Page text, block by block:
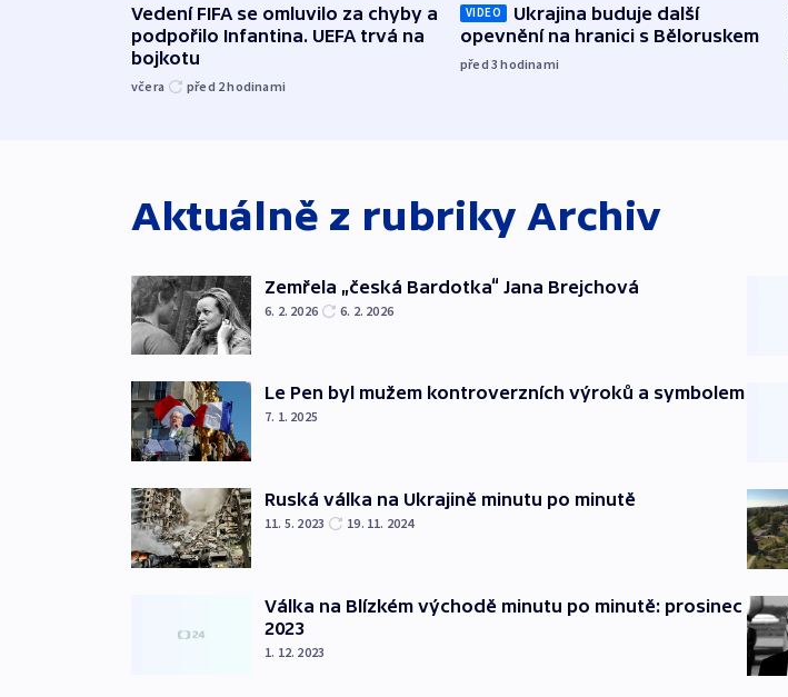
Vedení FIFA se omluvilo za chyby a
podpořilo Infantina. UEFA trvá na
bojkotu
včera před 2hodinami
VIDEO
Ukrajina buduje další
opevnění na hranici s Běloruskem
před 3hodinami
Aktuálně z rubriky Archiv
Zemřela „česká Bardotka“ Jana Brejchová
6. 2. 2026 6. 2. 2026
Le Pen byl mužem kontroverzních výroků a symbolem
7. 1. 2025
Ruská válka na Ukrajině minutu po minutě
11. 5. 2023 19. 11. 2024
Válka na Blízkém východě minutu po minutě: prosinec
2023
1. 12. 2023